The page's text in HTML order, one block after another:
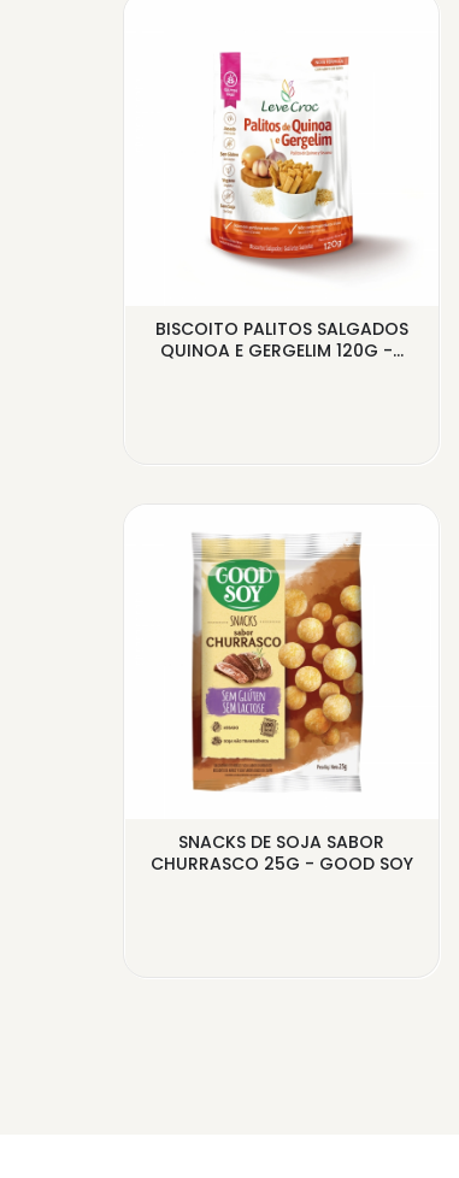
BISCOITO PALITOS SALGADOS
QUINOA E GERGELIM 120G -...
SNACKS DE SOJA SABOR
CHURRASCO 25G - GOOD SOY